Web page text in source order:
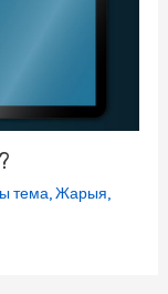
тема,Жарыя,